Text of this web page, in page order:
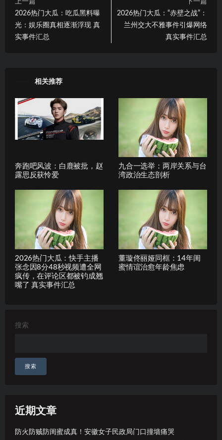
上一篇
2026热门大瓜：吃瓜黑料曝
光：娱乐圈真相逐渐浮现 真
实事件汇总
下一篇
2026热门大瓜：“赤壁之战”：
兰州交大不雅事件引爆网络
真实事件汇总
相关推荐
奔跑吧风波：白鹿被批，赵
露思反获怜爱
九合一选举：两岸关系与台
湾政治生态剖析
2026热门大瓜：快手主播
张念因8分48秒视频遭全网
疯传，在评论区都被钓成翘
嘴了 真实事件汇总
董璇佟丽娅同框：14年闺
蜜情谊治愈年龄焦虑
搜索
搜索
近期文章
防火防贼防闺蜜成真！安徽女子民政局门口撞墙痛哭